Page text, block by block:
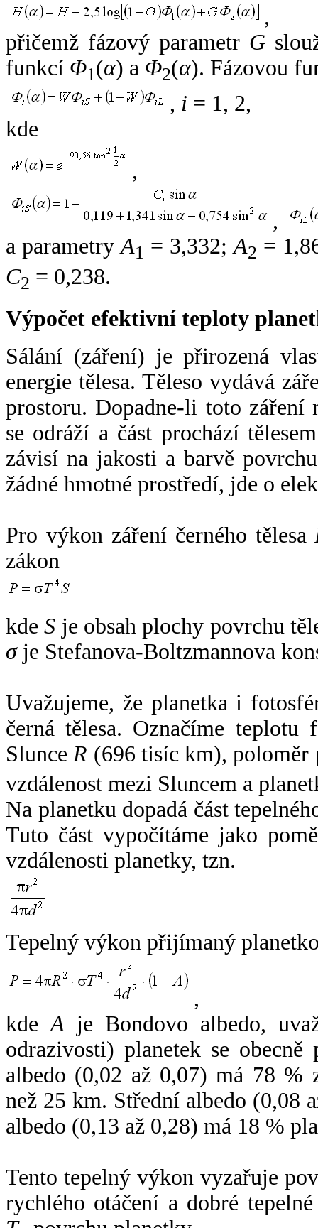
,
přičemž fázový parametr G
funkcí Φ1(α) a Φ2(α). Fázovou
, i = 1, 2,
kde
,
,
a parametryA1 = 3,332;A2 =
C2 = 0,238.
Výpočet efektivní teploty
Sálání (záření) je přirozená
energie tělesa. Těleso vydává
prostoru. Dopadne-li toto záření
se odráží a část prochází
závisí na jakosti a barvě
žádné hmotné prostředí, jde o
Pro výkon záření černého tělesa
zákon
kdeS je obsah plochy povrchu
σje Stefanova-Boltzmannova
Uvažujeme, že planetka i
černá tělesa. Označíme
SlunceR (696 tisíc km),
vzdálenost mezi Sluncem a
Na planetku dopadá část
Tuto část vypočítáme jako
vzdálenosti planetky, tzn.
Tepelný výkon přijímaný
,
kdeA je Bondovo albedo,
odrazivosti) planetek se
albedo (0,02 až 0,07) má 78 %
než 25 km. Střední albedo (0,08
albedo (0,13 až 0,28) má 18 %
Tento tepelný výkon vyzařuje
rychlého otáčení a dobré